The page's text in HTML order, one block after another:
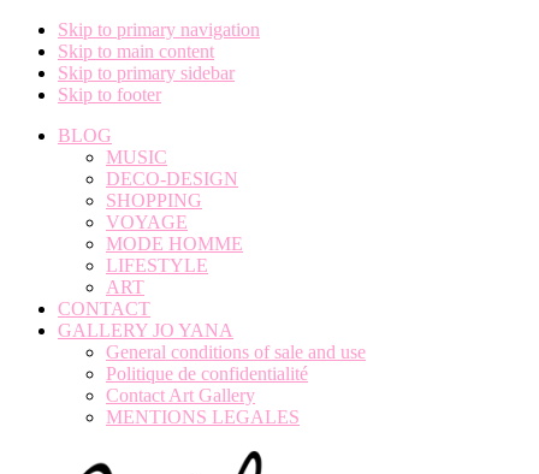
Skip to primary navigation
Skip to main content
Skip to primary sidebar
Skip to footer
BLOG
MUSIC
DECO-DESIGN
SHOPPING
VOYAGE
MODE HOMME
LIFESTYLE
ART
CONTACT
GALLERY JO YANA
General conditions of sale and use
Politique de confidentialité
Contact Art Gallery
MENTIONS LEGALES